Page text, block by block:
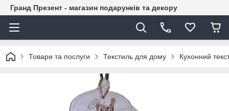
Гранд Презент - магазин подарунків та декору
Товари та послуги Текстиль для дому Кухонний